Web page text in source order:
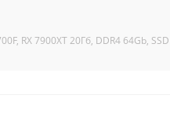
RX 7900XT 20Гб, DDR4 64Gb,